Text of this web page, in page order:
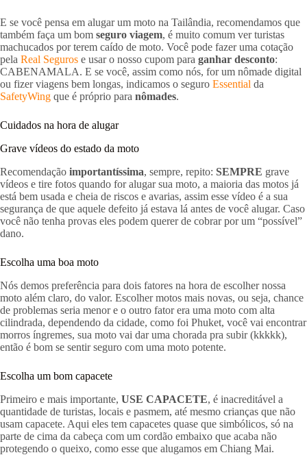
E se você pensa em alugar um moto na Tailândia, recomendamos que
também faça um bom seguro viagem, é muito comum ver turistas
machucados por terem caído de moto. Você pode fazer uma cotação
pela Real Seguros e usar o nosso cupom para ganhar desconto:
CABENAMALA. E se você, assim como nós, for um nômade digital
ou fizer viagens bem longas, indicamos o seguro Essential da
SafetyWing que é próprio para nômades.
Cuidados na hora de alugar
Grave vídeos do estado da moto
Recomendação importantíssima, sempre, repito: SEMPRE grave
vídeos e tire fotos quando for alugar sua moto, a maioria das motos já
está bem usada e cheia de riscos e avarias, assim esse vídeo é a sua
segurança de que aquele defeito já estava lá antes de você alugar. Caso
você não tenha provas eles podem querer de cobrar por um “possível”
dano.
Escolha uma boa moto
Nós demos preferência para dois fatores na hora de escolher nossa
moto além claro, do valor. Escolher motos mais novas, ou seja, chance
de problemas seria menor e o outro fator era uma moto com alta
cilindrada, dependendo da cidade, como foi Phuket, você vai encontrar
morros íngremes, sua moto vai dar uma chorada pra subir (kkkkk),
então é bom se sentir seguro com uma moto potente.
Escolha um bom capacete
Primeiro e mais importante, USE CAPACETE, é inacreditável a
quantidade de turistas, locais e pasmem, até mesmo crianças que não
usam capacete. Aqui eles tem capacetes quase que simbólicos, só na
parte de cima da cabeça com um cordão embaixo que acaba não
protegendo o queixo, como esse que alugamos em Chiang Mai.